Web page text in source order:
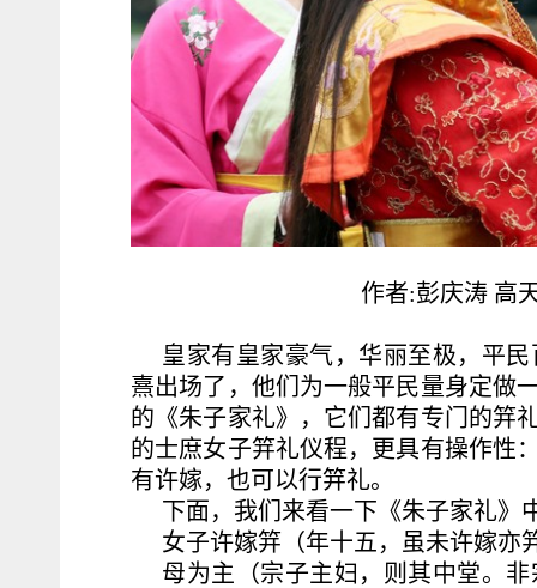
作者:彭庆涛 高
皇家有皇家豪气，华丽至极，平
熹出场了，他们为一般平民量身定做
的《朱子家礼》，它们都有专门的笄
的士庶女子笄礼仪程，更具有操作性
有许嫁，也可以行笄礼。
下面，我们来看一下《朱子家礼》
女子许嫁笄（年十五，虽未许嫁亦
母为主（宗子主妇，则其中堂。